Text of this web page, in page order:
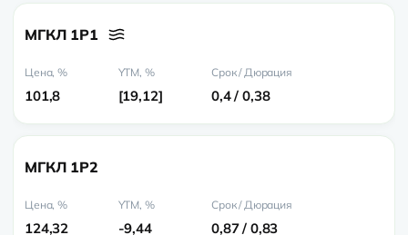
МГКЛ 1P1
101,8 19,12 0,4 / 0,38
МГКЛ 1P2
124,32 -9,44 0,87 / 0,83